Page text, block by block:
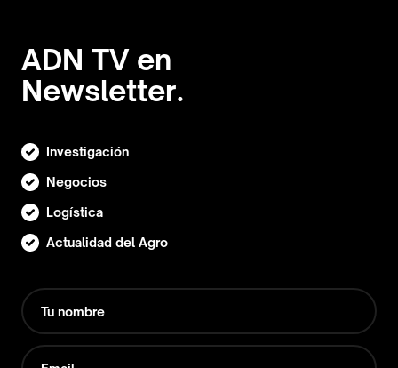
ADN TV en
Newsletter.
Investigación
Negocios
Logística
Actualidad del Agro